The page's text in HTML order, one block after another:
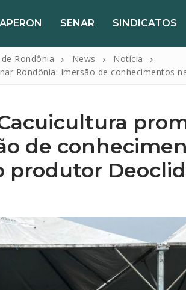
SENAR SINDICATOS
Rondônia News
Notícia
Rondônia: Imersão de conhecimentos
de